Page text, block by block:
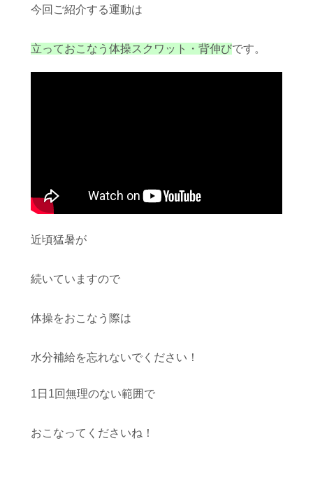
今回ご紹介する運動は
立っておこなう体操スクワット・背伸びです。
近頃猛暑が
続いていますので
体操をおこなう際は
水分補給を忘れないでください！
1日1回無理のない範囲で
おこなってくださいね！